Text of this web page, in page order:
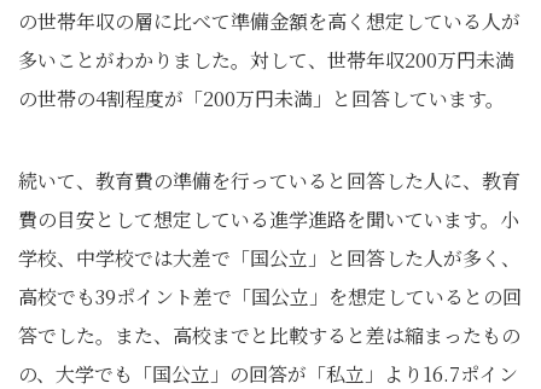
の世帯年収の層に比べて準備金額を高く想定している人が
多いことがわかりました。対して、世帯年収200万円未満
の世帯の4割程度が「200万円未満」と回答しています。
続いて、教育費の準備を行っていると回答した人に、教育
費の目安として想定している進学進路を聞いています。小
学校、中学校では大差で「国公立」と回答した人が多く、
高校でも39ポイント差で「国公立」を想定しているとの回
答でした。また、高校までと比較すると差は縮まったもの
の、大学でも「国公立」の回答が「私立」より16.7ポイン